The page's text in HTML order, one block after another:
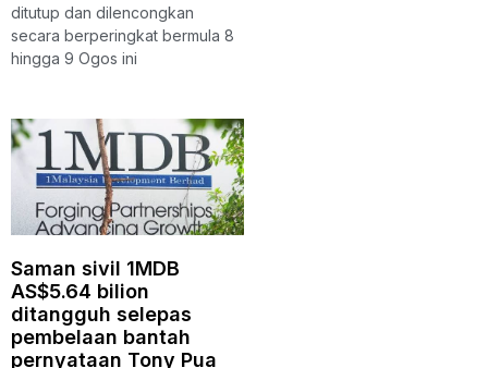
ditutup dan dilencongkan
secara berperingkat bermula 8
hingga 9 Ogos ini
Saman sivil 1MDB
AS$5.64 bilion
ditangguh selepas
pembelaan bantah
pernyataan Tony Pua